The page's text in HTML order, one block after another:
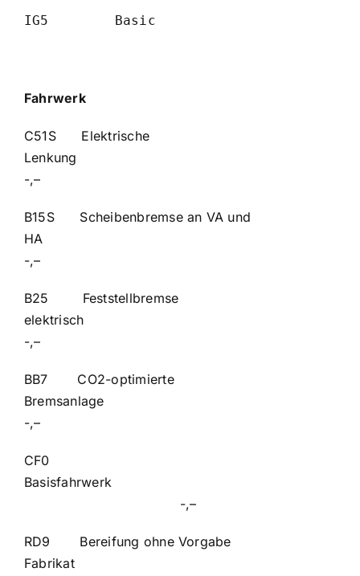
IG5        Basic
Fahrwerk
C51S Elektrische
-,–
B15S Scheibenbremse an VA und
-,–
B25 Feststellbremse
-,–
BB7 CO2-optimierte
-,–
CF0
-,–
RD9 Bereifung ohne Vorgabe